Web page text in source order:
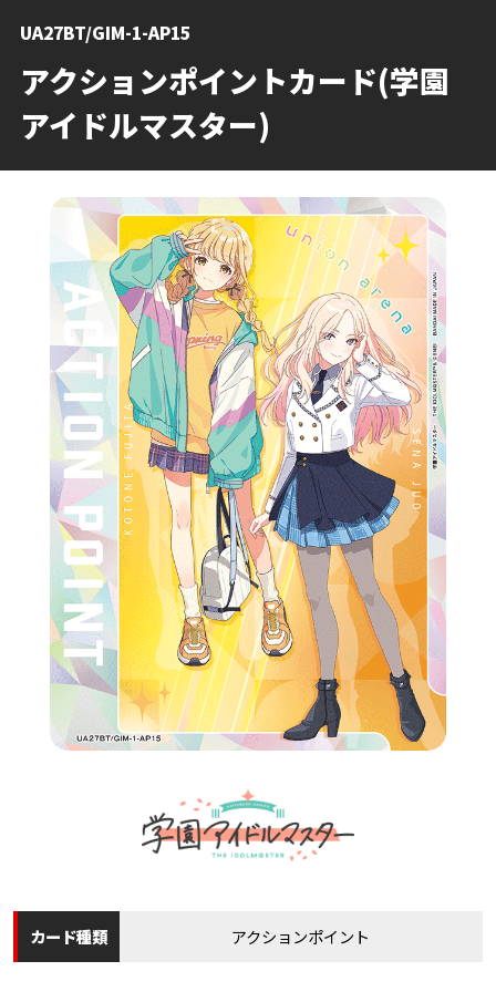
アクションポイントカード(学園
アイドルマスター)
UA27BT/GIM-1-AP15
カード種類 アクションポイント